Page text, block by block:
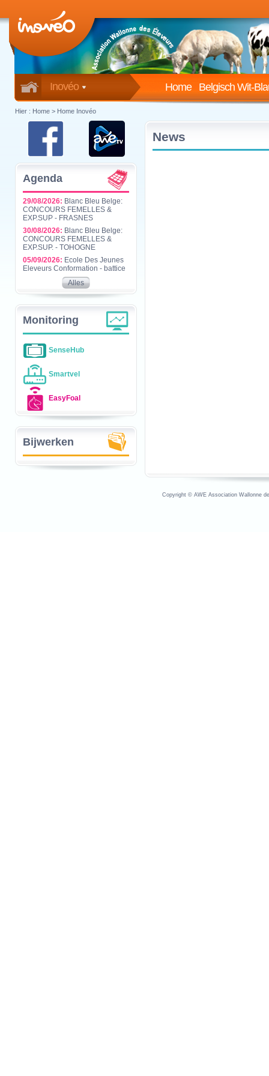
Inovéo Belgisch Wit-
Home
Hier : Home > Home Inovéo
Agenda
29/08/2026: Blanc Bleu Belge:
CONCOURS FEMELLES &
EXP.SUP - FRASNES
30/08/2026: Blanc Bleu Belge:
CONCOURS FEMELLES &
EXP.SUP. - TOHOGNE
05/09/2026: Ecole Des Jeunes
Eleveurs Conformation - battice
Alles
Monitoring
SenseHub
Smartvel
EasyFoal
Bijwerken
News
Copyright © AWE Association Wallonne